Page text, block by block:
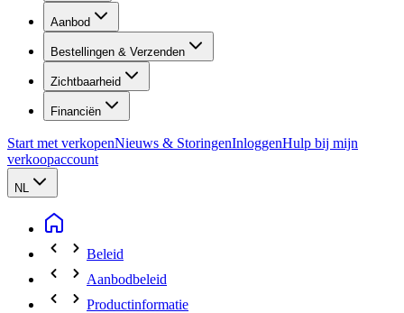
Aanbod
Bestellingen & Verzenden
Zichtbaarheid
Financiën
Start met verkopenNieuws & StoringenInloggenHulp bij mijn
verkoopaccount
NL
Beleid
Aanbodbeleid
Productinformatie